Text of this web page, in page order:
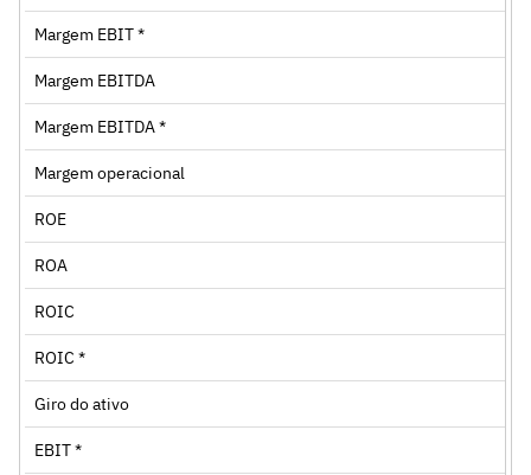
Margem EBIT *
Margem EBITDA
Margem EBITDA *
Margem operacional
ROE
ROA
ROIC
ROIC *
Giro do ativo
EBIT *